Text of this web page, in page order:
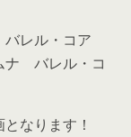
レル・コア
ナ バレル・コ
なります！